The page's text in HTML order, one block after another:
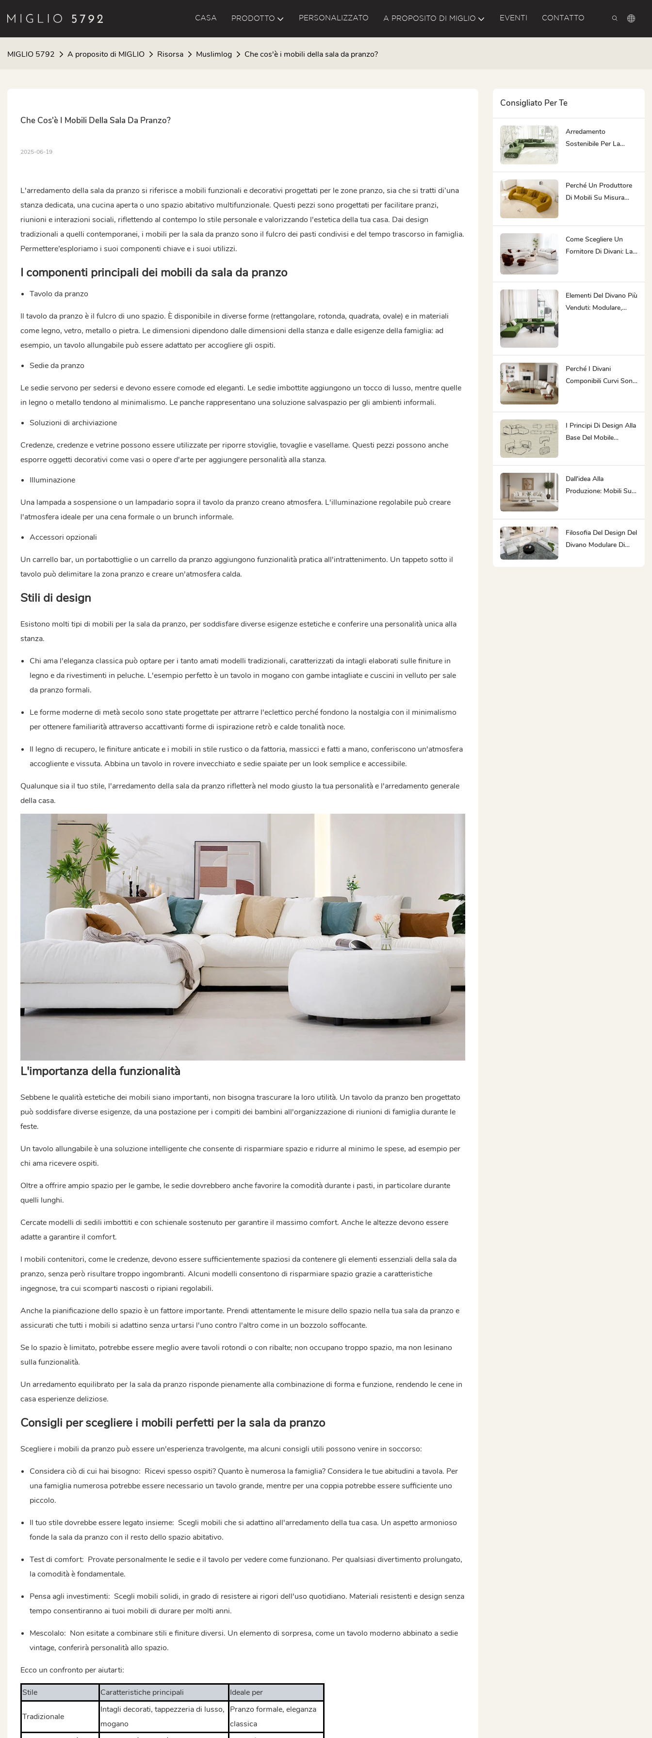
CASA PRODOTTO PERSONALIZZATO A PROPOSITO DI MIGLIO EVENTI CONTATTO
MIGLIO 5792 A proposito di MIGLIO Risorsa Muslimlog Che cos'è i mobili della sala da pranzo?
Che Cos'è I Mobili Della Sala Da Pranzo?
2025-06-19
L'arredamento della sala da pranzo si riferisce a mobili funzionali e decorativi progettati per le zone pranzo, sia che si tratti di’una
stanza dedicata, una cucina aperta o uno spazio abitativo multifunzionale. Questi pezzi sono progettati per facilitare pranzi,
riunioni e interazioni sociali, riflettendo al contempo lo stile personale e valorizzando l'estetica della tua casa. Dai design
tradizionali a quelli contemporanei, i mobili per la sala da pranzo sono il fulcro dei pasti condivisi e del tempo trascorso in famiglia.
Permettere’esploriamo i suoi componenti chiave e i suoi utilizzi.
I componenti principali dei mobili da sala da pranzo
Tavolo da pranzo
Il tavolo da pranzo è il fulcro di uno spazio. È disponibile in diverse forme (rettangolare, rotonda, quadrata, ovale) e in materiali
come legno, vetro, metallo o pietra. Le dimensioni dipendono dalle dimensioni della stanza e dalle esigenze della famiglia: ad
esempio, un tavolo allungabile può essere adattato per accogliere gli ospiti.
Sedie da pranzo
Le sedie servono per sedersi e devono essere comode ed eleganti. Le sedie imbottite aggiungono un tocco di lusso, mentre quelle
in legno o metallo tendono al minimalismo. Le panche rappresentano una soluzione salvaspazio per gli ambienti informali.
Soluzioni di archiviazione
Credenze, credenze e vetrine possono essere utilizzate per riporre stoviglie, tovaglie e vasellame. Questi pezzi possono anche
esporre oggetti decorativi come vasi o opere d'arte per aggiungere personalità alla stanza.
Illuminazione
Una lampada a sospensione o un lampadario sopra il tavolo da pranzo creano atmosfera. L'illuminazione regolabile può creare
l'atmosfera ideale per una cena formale o un brunch informale.
Accessori opzionali
Un carrello bar, un portabottiglie o un carrello da pranzo aggiungono funzionalità pratica all'intrattenimento. Un tappeto sotto il
tavolo può delimitare la zona pranzo e creare un'atmosfera calda.
Stili di design
Esistono molti tipi di mobili per la sala da pranzo, per soddisfare diverse esigenze estetiche e conferire una personalità unica alla
stanza.
Chi ama l'eleganza classica può optare per i tanto amati modelli tradizionali, caratterizzati da intagli elaborati sulle finiture in
legno e da rivestimenti in peluche. L'esempio perfetto è un tavolo in mogano con gambe intagliate e cuscini in velluto per sale
da pranzo formali.
Le forme moderne di metà secolo sono state progettate per attrarre l'eclettico perché fondono la nostalgia con il minimalismo
per ottenere familiarità attraverso accattivanti forme di ispirazione retrò e calde tonalità noce.
Il legno di recupero, le finiture anticate e i mobili in stile rustico o da fattoria, massicci e fatti a mano, conferiscono un'atmosfera
accogliente e vissuta. Abbina un tavolo in rovere invecchiato e sedie spaiate per un look semplice e accessibile.
Qualunque sia il tuo stile, l'arredamento della sala da pranzo rifletterà nel modo giusto la tua personalità e l'arredamento generale
della casa.
L'importanza della funzionalità
Sebbene le qualità estetiche dei mobili siano importanti, non bisogna trascurare la loro utilità. Un tavolo da pranzo ben progettato
può soddisfare diverse esigenze, da una postazione per i compiti dei bambini all'organizzazione di riunioni di famiglia durante le
feste.
Un tavolo allungabile è una soluzione intelligente che consente di risparmiare spazio e ridurre al minimo le spese, ad esempio per
chi ama ricevere ospiti.
Oltre a offrire ampio spazio per le gambe, le sedie dovrebbero anche favorire la comodità durante i pasti, in particolare durante
quelli lunghi.
Cercate modelli di sedili imbottiti e con schienale sostenuto per garantire il massimo comfort. Anche le altezze devono essere
adatte a garantire il comfort.
I mobili contenitori, come le credenze, devono essere sufficientemente spaziosi da contenere gli elementi essenziali della sala da
pranzo, senza però risultare troppo ingombranti. Alcuni modelli consentono di risparmiare spazio grazie a caratteristiche
ingegnose, tra cui scomparti nascosti o ripiani regolabili.
Anche la pianificazione dello spazio è un fattore importante. Prendi attentamente le misure dello spazio nella tua sala da pranzo e
assicurati che tutti i mobili si adattino senza urtarsi l'uno contro l'altro come in un bozzolo soffocante.
Se lo spazio è limitato, potrebbe essere meglio avere tavoli rotondi o con ribalte; non occupano troppo spazio, ma non lesinano
sulla funzionalità.
Un arredamento equilibrato per la sala da pranzo risponde pienamente alla combinazione di forma e funzione, rendendo le cene in
casa esperienze deliziose.
Consigli per scegliere i mobili perfetti per la sala da pranzo
Scegliere i mobili da pranzo può essere un'esperienza travolgente, ma alcuni consigli utili possono venire in soccorso:
Considera ciò di cui hai bisogno: Ricevi spesso ospiti? Quanto è numerosa la famiglia? Considera le tue abitudini a tavola. Per
una famiglia numerosa potrebbe essere necessario un tavolo grande, mentre per una coppia potrebbe essere sufficiente uno
piccolo.
Il tuo stile dovrebbe essere legato insieme: Scegli mobili che si adattino all'arredamento della tua casa. Un aspetto armonioso
fonde la sala da pranzo con il resto dello spazio abitativo.
Test di comfort: Provate personalmente le sedie e il tavolo per vedere come funzionano. Per qualsiasi divertimento prolungato,
la comodità è fondamentale.
Pensa agli investimenti: Scegli mobili solidi, in grado di resistere ai rigori dell'uso quotidiano. Materiali resistenti e design senza
tempo consentiranno ai tuoi mobili di durare per molti anni.
Mescolalo: Non esitate a combinare stili e finiture diversi. Un elemento di sorpresa, come un tavolo moderno abbinato a sedie
vintage, conferirà personalità allo spazio.
Ecco un confronto per aiutarti:
Stile Caratteristiche principali Ideale per
Tradizionale
Intagli decorati, tappezzeria di lusso,
mogano
Pranzo formale, eleganza
classica
Consigliato Per Te
Arredamento
Sostenibile Per La
Perché Un Produttore
Di Mobili Su Misura
Come Scegliere Un
Fornitore Di Divani: La
Risparmiare Tempo.
Elementi Del Divano Più
Venduti: Modulare,
Perché I Divani
Componibili Curvi Sono
I Principi Di Design Alla
Base Del Mobile
Dall'idea Alla
Produzione: Mobili Su
Filosofia Del Design Del
Divano Modulare Di